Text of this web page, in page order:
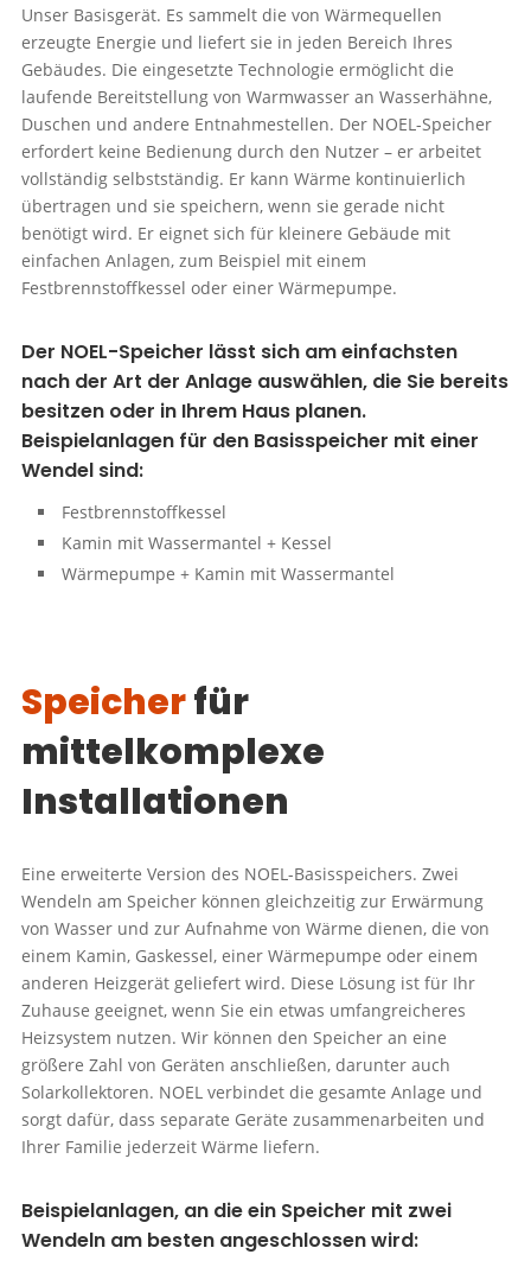
Unser Basisgerät. Es sammelt die von Wärmequellen
erzeugte Energie und liefert sie in jeden Bereich Ihres
Gebäudes. Die eingesetzte Technologie ermöglicht die
laufende Bereitstellung von Warmwasser an Wasserhähne,
Duschen und andere Entnahmestellen. Der NOEL-Speicher
erfordert keine Bedienung durch den Nutzer – er arbeitet
vollständig selbstständig. Er kann Wärme kontinuierlich
übertragen und sie speichern, wenn sie gerade nicht
benötigt wird. Er eignet sich für kleinere Gebäude mit
einfachen Anlagen, zum Beispiel mit einem
Festbrennstoffkessel oder einer Wärmepumpe.
Der NOEL-Speicher lässt sich am einfachsten
nach der Art der Anlage auswählen, die Sie bereits
besitzen oder in Ihrem Haus planen.
Beispielanlagen für den Basisspeicher mit einer
Wendel sind:
Festbrennstoffkessel
Kamin mit Wassermantel + Kessel
Wärmepumpe + Kamin mit Wassermantel
Speicherfür
mittelkomplexe
Installationen
Eine erweiterte Version des NOEL-Basisspeichers. Zwei
Wendeln am Speicher können gleichzeitig zur Erwärmung
von Wasser und zur Aufnahme von Wärme dienen, die von
einem Kamin, Gaskessel, einer Wärmepumpe oder einem
anderen Heizgerät geliefert wird. Diese Lösung ist für Ihr
Zuhause geeignet, wenn Sie ein etwas umfangreicheres
Heizsystem nutzen. Wir können den Speicher an eine
größere Zahl von Geräten anschließen, darunter auch
Solarkollektoren. NOEL verbindet die gesamte Anlage und
sorgt dafür, dass separate Geräte zusammenarbeiten und
Ihrer Familie jederzeit Wärme liefern.
Beispielanlagen, an die ein Speicher mit zwei
Wendeln am besten angeschlossen wird: